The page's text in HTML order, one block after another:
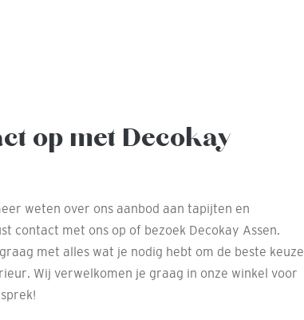
op met Decokay
weten over ons aanbod aan tapijten en
contact met ons op of bezoek Decokay Assen.
met alles wat je nodig hebt om de beste keuze
Wij verwelkomen je graag in onze winkel voor